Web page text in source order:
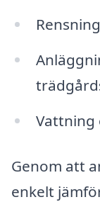
Vattning
Genom att
enkelt